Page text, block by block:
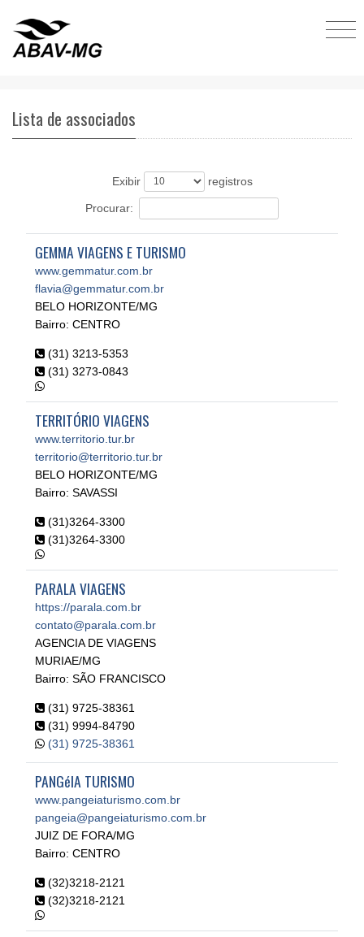
Lista de associados
Exibir registros
Procurar:
GEMMA VIAGENS E TURISMO
www.gemmatur.com.br
flavia@gemmatur.com.br
BELO HORIZONTE/MG
Bairro: CENTRO
(31) 3213-5353
(31) 3273-0843
TERRITÓRIO VIAGENS
www.territorio.tur.br
territorio@territorio.tur.br
BELO HORIZONTE/MG
Bairro: SAVASSI
(31)3264-3300
(31)3264-3300
PARALA VIAGENS
https://parala.com.br
contato@parala.com.br
AGENCIA DE VIAGENS
MURIAE/MG
Bairro: SÃO FRANCISCO
(31) 9725-38361
(31) 9994-84790
(31) 9725-38361
PANGéIA TURISMO
www.pangeiaturismo.com.br
pangeia@pangeiaturismo.com.br
JUIZ DE FORA/MG
Bairro: CENTRO
(32)3218-2121
(32)3218-2121